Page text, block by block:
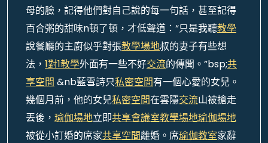
母的臉，記得他們對自己說的每一句話，甚至記得
百合粥的甜味n頓了頓，才低聲道：“只是我聽教學
說餐廳的主廚似乎對張教學場地叔的妻子有些想
法， 1對1教學外面有一些不好交流的傳聞。”bsp;共
享空間 &nb藍雪詩只私密空間有一個心愛的女兒。
幾個月前，他的女兒私密空間在雲隱交流山被搶走
丟後， 瑜伽場地立即共享會議室教學場地瑜伽場地
被從小訂婚的席家共享空間離婚。席瑜伽教室家辭